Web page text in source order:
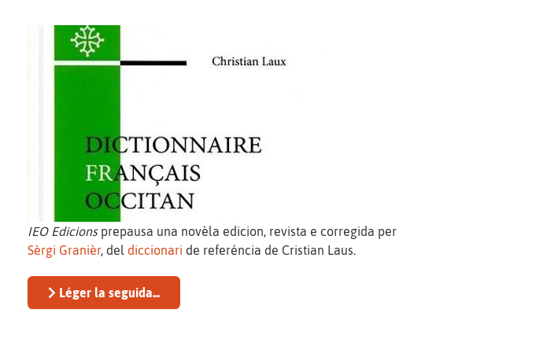
IEO Edicionsprepausa una novèla edicion, revista e corregida per
Sèrgi Granièr, del diccionari de referéncia de Cristian Laus.
Léger la seguida...